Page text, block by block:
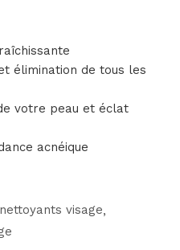
élimination de tous les
votre peau et éclat
acnéique
visage